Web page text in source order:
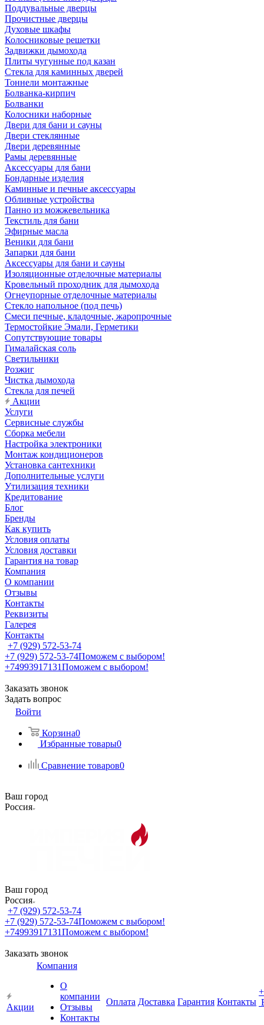
Поддувальные дверцы
Прочистные дверцы
Духовые шкафы
Колосниковые решетки
Задвижки дымохода
Плиты чугунные под казан
Стекла для каминных дверей
Тоннели монтажные
Болванка-кирпич
Болванки
Колосники наборные
Двери для бани и сауны
Двери стеклянные
Двери деревянные
Рамы деревянные
Аксессуары для бани
Бондарные изделия
Каминные и печные аксессуары
Обливные устройства
Панно из можжевельника
Текстиль для бани
Эфирные масла
Веники для бани
Запарки для бани
Аксессуары для бани и сауны
Изоляционные отделочные материалы
Кровельный проходник для дымохода
Огнеупорные отделочные материалы
Стекло напольное (под печь)
Смеси печные, кладочные, жаропрочные
Термостойкие Эмали, Герметики
Сопутствующие товары
Гималайская соль
Светильники
Розжиг
Чистка дымохода
Стекла для печей
Акции
Услуги
Сервисные службы
Сборка мебели
Настройка электроники
Монтаж кондиционеров
Установка сантехники
Дополнительные услуги
Утилизация техники
Кредитование
Блог
Бренды
Как купить
Условия оплаты
Условия доставки
Гарантия на товар
Компания
О компании
Отзывы
Контакты
Реквизиты
Галерея
Контакты
+7 (929) 572-53-74
+7 (929) 572-53-74Поможем с выбором!
+74993917131Поможем с выбором!
Заказать звонок
Задать вопрос
Войти
Корзина0
Избранные товары0
Сравнение товаров0
Ваш город
Россия
Ваш город
Россия
+7 (929) 572-53-74
+7 (929) 572-53-74Поможем с выбором!
+74993917131Поможем с выбором!
Заказать звонок
Акции
Компания
О
компании
Отзывы
Контакты
Оплата Доставка Гарантия Контакты
+